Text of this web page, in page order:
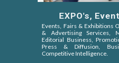
EXPO's,
Events, Fairs & Exhibitions
& Advertising Services,
Editorial Business,
Press & Diffusion,
Competitive Intelligence.